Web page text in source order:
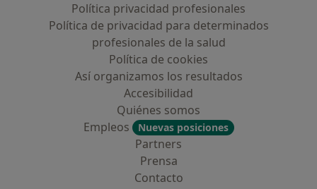
Política privacidad profesionales
Política de privacidad para determinados
profesionales de la salud
Política de cookies
Así organizamos los resultados
Accesibilidad
Quiénes somos
Empleos
Nuevas posiciones
Partners
Prensa
Contacto